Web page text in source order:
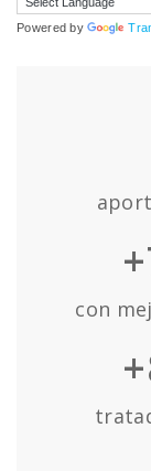
Powered by
con